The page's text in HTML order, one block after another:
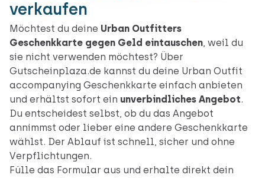
verkaufen
Möchtest du deine Urban Outfitters
Geschenkkarte gegen Geld eintauschen, weil du
sie nicht verwenden möchtest? Über
Gutscheinplaza.de kannst du deine Urban Outfit
accompanying Geschenkkarte einfach anbieten
und erhältst sofort ein unverbindliches Angebot.
Du entscheidest selbst, ob du das Angebot
annimmst oder lieber eine andere Geschenkkarte
wählst. Der Ablauf ist schnell, sicher und ohne
Verpflichtungen.
Fülle das Formular aus und erhalte direkt dein